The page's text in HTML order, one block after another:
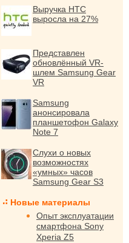
Выручка HTC
выросла на 27%
Представлен
обновлённый VR-
шлем Samsung Gear
VR
Samsung
анонсировала
планшетофон Galaxy
Note 7
Слухи о новых
возможностях
«умных» часов
Samsung Gear S3
Новые материалы
Опыт эксплуатации
смартфона Sony
Xperia Z5